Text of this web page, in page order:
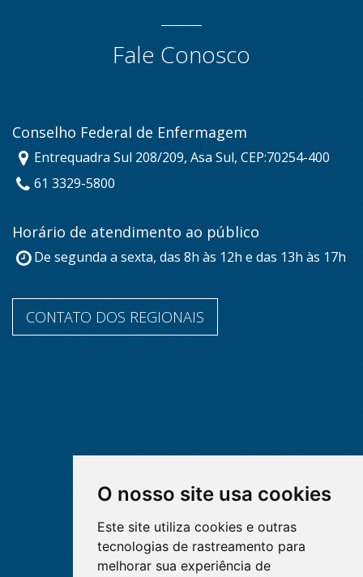
O nosso site usa cookies
Este site utiliza cookies e outras
tecnologias de rastreamento para
melhorar sua experiência de
Fale Conosco
Conselho Federal de Enfermagem
Entrequadra Sul 208/209, Asa Sul, CEP:70254-400
61 3329-5800
Horário de atendimento ao público
De segunda a sexta, das 8h às 12h e das 13h às 17h
CONTATO DOS REGIONAIS